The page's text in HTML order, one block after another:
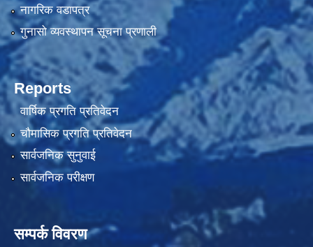
नागरिक वडापत्र
गुनासो व्यवस्थापन सूचना प्रणाली
Reports
वार्षिक प्रगति प्रतिवेदन
चौमासिक प्रगति प्रतिवेदन
सार्वजनिक सुनुवाई
सार्वजनिक परीक्षण
सम्पर्क विवरण